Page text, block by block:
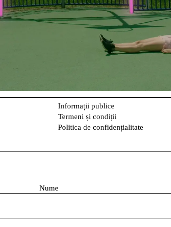
Informații publice
Termeni și condiții
Politica de confidențialitate
N
e